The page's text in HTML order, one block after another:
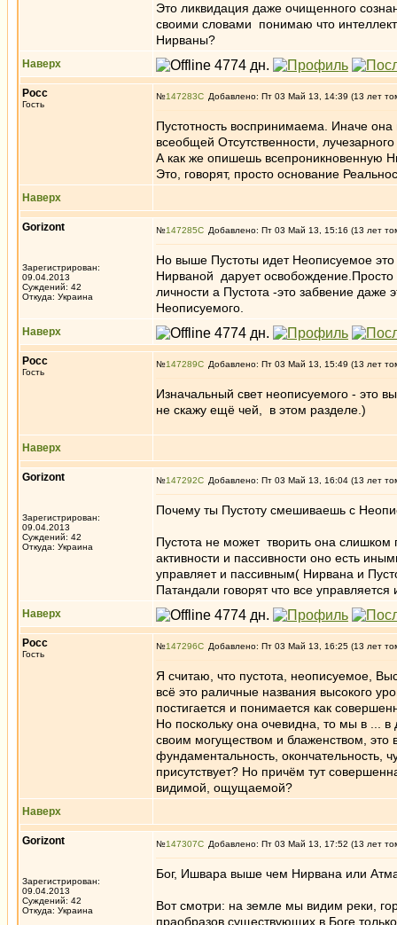
Это ликвидация даже очищенного
своими словами понимаю что
Нирваны?
Наверх
Росс
Гость
№147283 Добавлено: Пт 03 Май 13, 14:39 (13 лет
Пустотность воспринимаема. Иначе
всеобщей Отсутственности,
А как же опишешь всепроникновенную
Это, говорят, просто основание
Наверх
Gorizont
Зарегистрирован:
09.04.2013
Суждений: 42
Откуда: Украина
№147285 Добавлено: Пт 03 Май 13, 15:16 (13 лет
Но выше Пустоты идет Неописуемое
Нирваной дарует
личности а Пустота -это забвение
Неописуемого.
Наверх
Росс
Гость
№147289 Добавлено: Пт 03 Май 13, 15:49 (13 лет
Изначальный свет неописуемого - это
не скажу ещё чей, в этом разделе.)
Наверх
Gorizont
Зарегистрирован:
09.04.2013
Суждений: 42
Откуда: Украина
№147292 Добавлено: Пт 03 Май 13, 16:04 (13 лет
Почему ты Пустоту смешиваешь с
Пустота не может творить она
активности и пассивности оно есть
управляет и пассивным( Нирвана и
Патандали говорят что все
Наверх
Росс
Гость
№147296 Добавлено: Пт 03 Май 13, 16:25 (13 лет
Я считаю, что пустота, неописуемое,
всё это раличные названия высокого
постигается и понимается как
Но поскольку она очевидна, то мы в ... в
своим могуществом и блаженством,
фундаментальность, окончательность,
присутствует? Но причём тут
видимой, ощущаемой?
Наверх
Gorizont
Зарегистрирован:
09.04.2013
Суждений: 42
Откуда: Украина
№147307 Добавлено: Пт 03 Май 13, 17:52 (13 лет
Бог, Ишвара выше чем Нирвана или
Вот смотри: на земле мы видим реки,
праобразов существующих в Боге